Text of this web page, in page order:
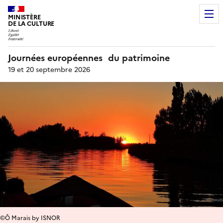
MINISTÈRE
DE LA CULTURE
Journées européennes du patrimoine
19 et 20 septembre 2026
©Ô Marais by ISNOR